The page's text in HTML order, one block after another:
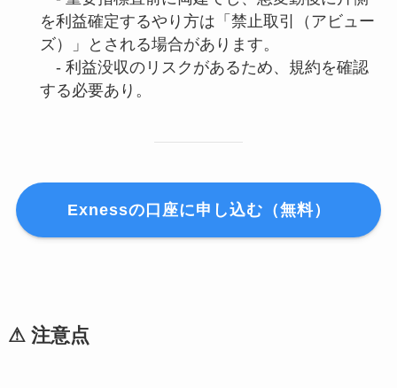
を利益確定するやり方は「禁止取引（アビュー
ズ）」とされる場合があります。
- 利益没収のリスクがあるため、規約を確認
する必要あり。
Exnessの口座に申し込む（無料）
⚠ 注意点